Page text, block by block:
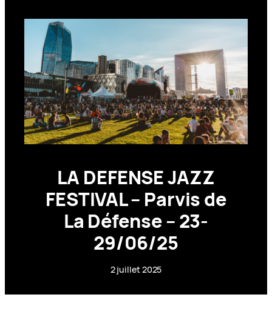
LA DEFENSE JAZZ
FESTIVAL – Parvis de
La Défense – 23-
29/06/25
2 juillet 2025